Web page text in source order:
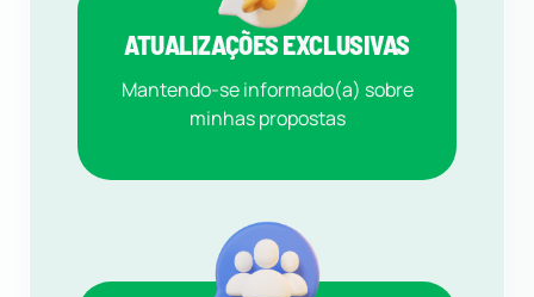
ATUALIZAÇÕES EXCLUSIVAS
Mantendo-se informado(a) sobre
minhas propostas